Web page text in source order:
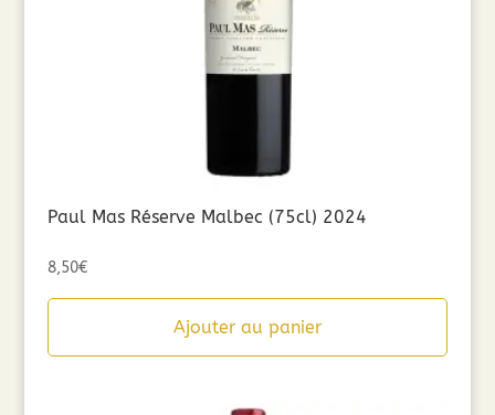
Paul Mas Réserve Malbec (75cl) 2024
8,50€
Ajouter au panier